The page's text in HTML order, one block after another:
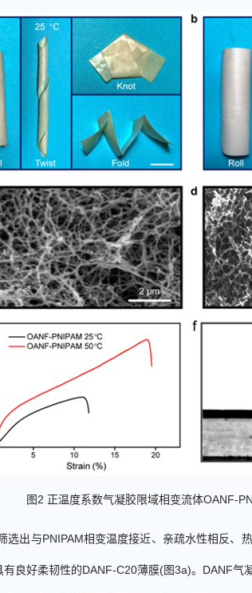
图2 正温度系数气凝胶限域相变流体OANF-
选出与PNIPAM相变温度接近、亲疏水性相反、
有良好柔韧性的DANF-C20薄膜(图3a)。 DANF气